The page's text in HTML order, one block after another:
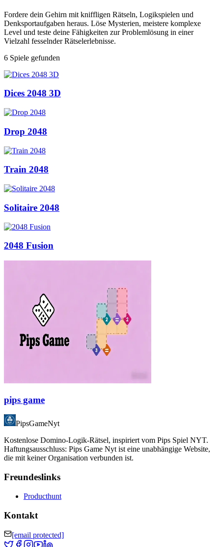
Fordere dein Gehirn mit kniffligen Rätseln, Logikspielen und
Denksportaufgaben heraus. Löse Mysterien, meistere komplexe
Level und teste deine Fähigkeiten zur Problemlösung in einer
Vielzahl fesselnder Rätselerlebnisse.
6 Spiele gefunden
Dices 2048 3D
Drop 2048
Train 2048
Solitaire 2048
2048 Fusion
pips game
PipsGameNyt
Kostenlose Domino-Logik-Rätsel, inspiriert vom Pips Spiel NYT.
Haftungsausschluss: Pips Game Nyt ist eine unabhängige Website,
die mit keiner Organisation verbunden ist.
Freundeslinks
Producthunt
Kontakt
[email protected]